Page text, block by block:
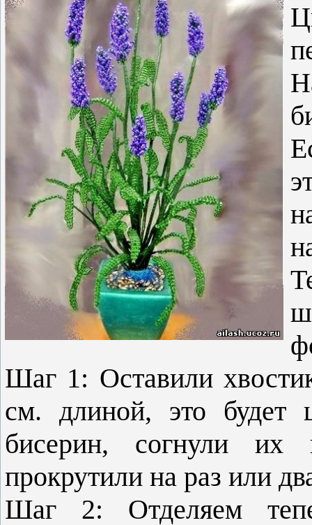
Шаг 1: Оставили
см. длиной, это будет
бисерин, согнули их
прокрутили на раз или
Шаг 2: Отделяем